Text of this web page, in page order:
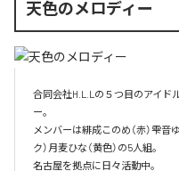
天色のメロディー
合同会社H.L.Lの５つ目のアイド
ー。
メンバーは緋成このめ（赤）雫音
ク）月麦ひな（黄色）の5人組。
名古屋を拠点に日々活動中。